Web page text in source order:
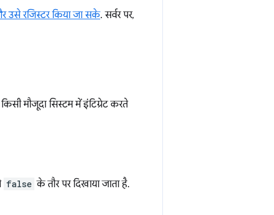
उसे रजिस्टर किया जा सके. सर्वर पर,
मौजूदा सिस्टम में इंटिग्रेट करते
false के तौर पर दिखाया जाता है.